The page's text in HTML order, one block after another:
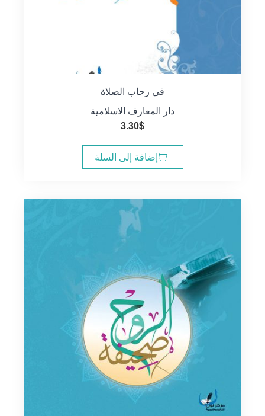
في رحاب الصلاة
دار المعارف الاسلامية
3.30$
إضافة إلى السلة